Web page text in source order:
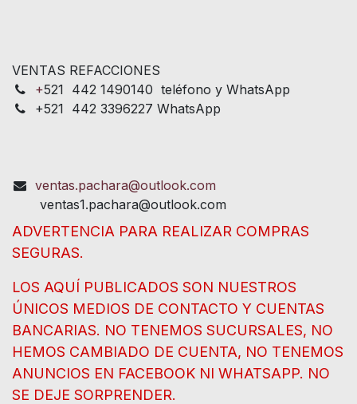
VENTAS REFACCIONES
+521 442 1490140 teléfono y WhatsApp
+521 442 3396227 WhatsApp
ventas.pachara@outlook.com
ventas1.pachara@outlook.com
ADVERTENCIA PARA REALIZAR COMPRAS
SEGURAS.
LOS AQUÍ PUBLICADOS SON NUESTROS
ÚNICOS MEDIOS DE CONTACTO Y CUENTAS
BANCARIAS. NO TENEMOS SUCURSALES, NO
HEMOS CAMBIADO DE CUENTA, NO TENEMOS
ANUNCIOS EN FACEBOOK NI WHATSAPP. NO
SE DEJE SORPRENDER.